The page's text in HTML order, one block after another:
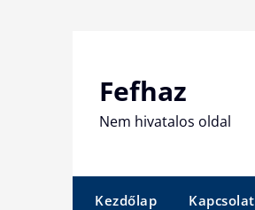
Fefhaz
Nem hivatalos oldal
Kezdőlap Kapcsolat